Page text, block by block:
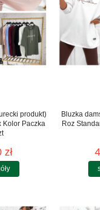
produkt)
Kolor Paczka
zł
Bluzka
Roz